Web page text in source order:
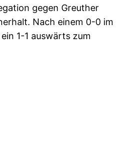
gegen Greuther
Nach einem 0-0 im
1-1 auswärts zum